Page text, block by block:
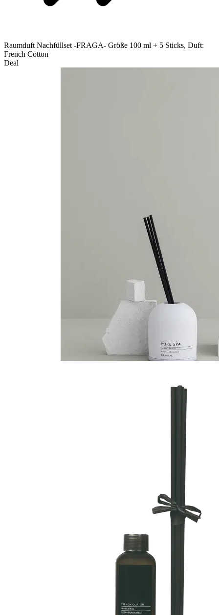
Raumduft Nachfüllset -FRAGA- Größe 100 ml + 5 Sticks, Duft:
French Cotton
Deal